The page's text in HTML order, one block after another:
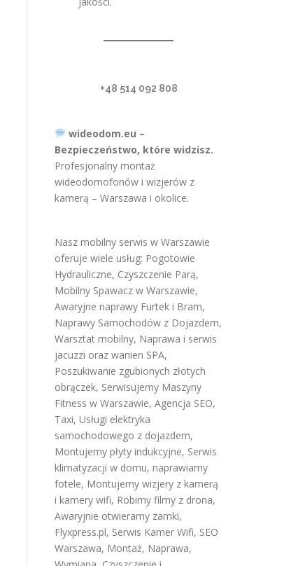
+48 514 092 808
wideodom.eu –
Bezpieczeństwo, które widzisz.
Profesjonalny montaż
wideodomofonów i wizjerów z
kamerą – Warszawa i okolice.
Nasz mobilny serwis w Warszawie
oferuje wiele usług: Pogotowie
Hydrauliczne, Czyszczenie Parą,
Mobilny Spawacz w Warszawie,
Awaryjne naprawy Furtek i Bram,
Naprawy Samochodów z Dojazdem,
Warsztat mobilny, Naprawa i serwis
jacuzzi oraz wanien SPA,
Poszukiwanie zgubionych złotych
obrączek, Serwisujemy Maszyny
Fitness w Warszawie, Agencja SEO,
Taxi, Usługi elektryka
samochodowego z dojazdem,
Montujemy płyty indukcyjne, Serwis
klimatyzacji w domu, naprawiamy
fotele, Montujemy wizjery z kamerą
i kamery wifi, Robimy filmy z drona,
Awaryjnie otwieramy zamki,
Flyxpress.pl, Serwis Kamer Wifi, SEO
Warszawa, Montaż, Naprawa,